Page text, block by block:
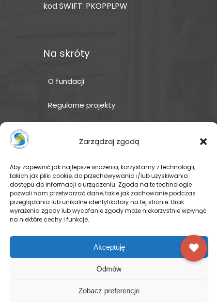
Zarządzaj zgodą
Aby zapewnić jak najlepsze wrażenia, korzystamy z technologii,
takich jak pliki cookie, do przechowywania i/lub uzyskiwania
dostępu do informacji o urządzeniu. Zgoda na te technologie
pozwoli nam przetwarzać dane, takie jak zachowanie podczas
przeglądania lub unikalne identyfikatory na tej stronie. Brak
wyrażenia zgody lub wycofanie zgody może niekorzystnie wpłynąć
na niektóre cechy i funkcje.
Akceptuję
Odmów
Zobacz preferencje
kod SWIFT: PKOPPLPW
Na skróty
O fundacji
Regularne projekty
Wspomóż teraz – przekaż
darowiznę
© Pallotyńska Fundacja Misyjna
FACEBOOK
YOUTUBE